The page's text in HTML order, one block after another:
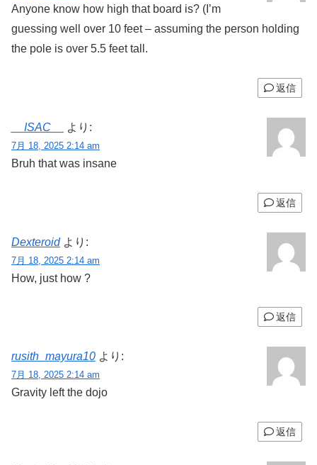
Anyone know how high that board is? (I’m
guessing well over 10 feet – assuming the person holding
the pole is over 5.5 feet tall.
返信
__ISAC__ より:
7月 18, 2025 2:14 am
Bruh that was insane
返信
Dexteroid より:
7月 18, 2025 2:14 am
How, just how ?
返信
rusith_mayura10 より:
7月 18, 2025 2:14 am
Gravity left the dojo
返信